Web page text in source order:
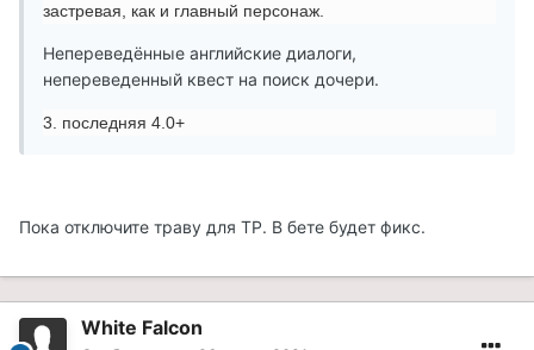
застревая, как и главный персонаж.
Непереведённые английские диалоги,
непереведенный квест на поиск дочери.
3. последняя 4.0+
Пока отключите траву для ТР. В бете будет фикс.
White Falcon